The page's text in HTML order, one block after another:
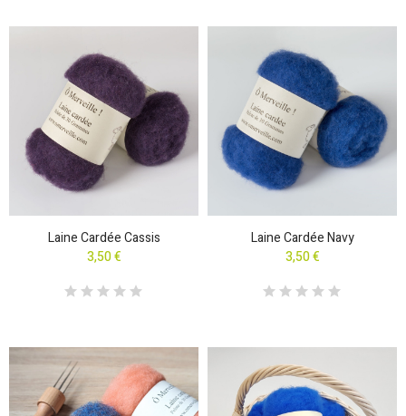
Laine Cardée Cassis
3,50 €
Laine Cardée Navy
3,50 €